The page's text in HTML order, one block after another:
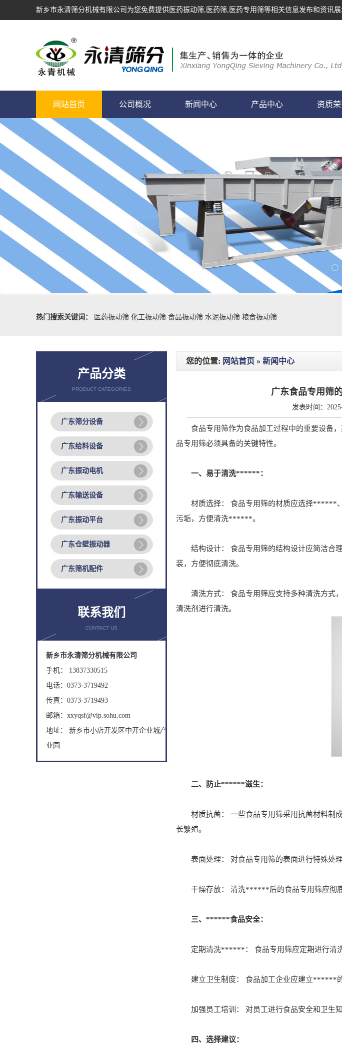
新乡市永清筛分机械有限公司为您免费提供 医药振动筛,医药筛,医药专用筛等相关信息发布和资讯展
网站首页 公司概况 新闻中心 产品中心 资质
热门搜索关键词：
医药振动筛 化工振动筛 食品振动筛 水泥振动筛 粮食振动筛
产品分类
PRODUCT CATEGORIES
广东筛分设备
广东给料设备
广东振动电机
广东输送设备
广东振动平台
广东仓壁振动器
广东筛机配件
联系我们
CONTACT US
新乡市永清筛分机械有限公司
手机： 13837330515
电话：0373-3719492
传真：0373-3719493
邮箱：xxyqsf@vip.sohu.com
地址： 新乡市小店开发区中开企业城产
业园
您的位置: 网站首页 » 新闻中心
广东食品专用
发表时间：
食品专用筛作为食品加工过程中的重要设备
品专用筛必须具备的关键特性。
一、易于清洗******：
材质选择： 食品专用筛的材质应选择******、
污垢，方便清洗******。
结构设计： 食品专用筛的结构设计应简洁合理
装，方便彻底清洗。
清洗方式： 食品专用筛应支持多种清洗方式，
清洗剂进行清洗。
二、防止******滋生：
材质抗菌： 一些食品专用筛采用抗菌材料制
长繁殖。
表面处理： 对食品专用筛的表面进行特殊处理
干燥存放： 清洗******后的食品专用筛应彻底
三、******食品安全：
定期清洗******： 食品专用筛应定期进行清洗
建立卫生制度： 食品加工企业应建立******的
加强员工培训： 对员工进行食品安全和卫生知
四、选择建议：